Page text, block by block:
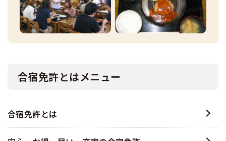
合宿免許とはメニュー
合宿免許とは